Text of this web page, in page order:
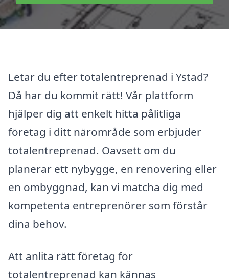
Letar du efter totalentreprenad i Ystad?
Då har du kommit rätt! Vår plattform
hjälper dig att enkelt hitta pålitliga
företag i ditt närområde som erbjuder
totalentreprenad. Oavsett om du
planerar ett nybygge, en renovering eller
en ombyggnad, kan vi matcha dig med
kompetenta entreprenörer som förstår
dina behov.
Att anlita rätt företag för
totalentreprenad kan kännas